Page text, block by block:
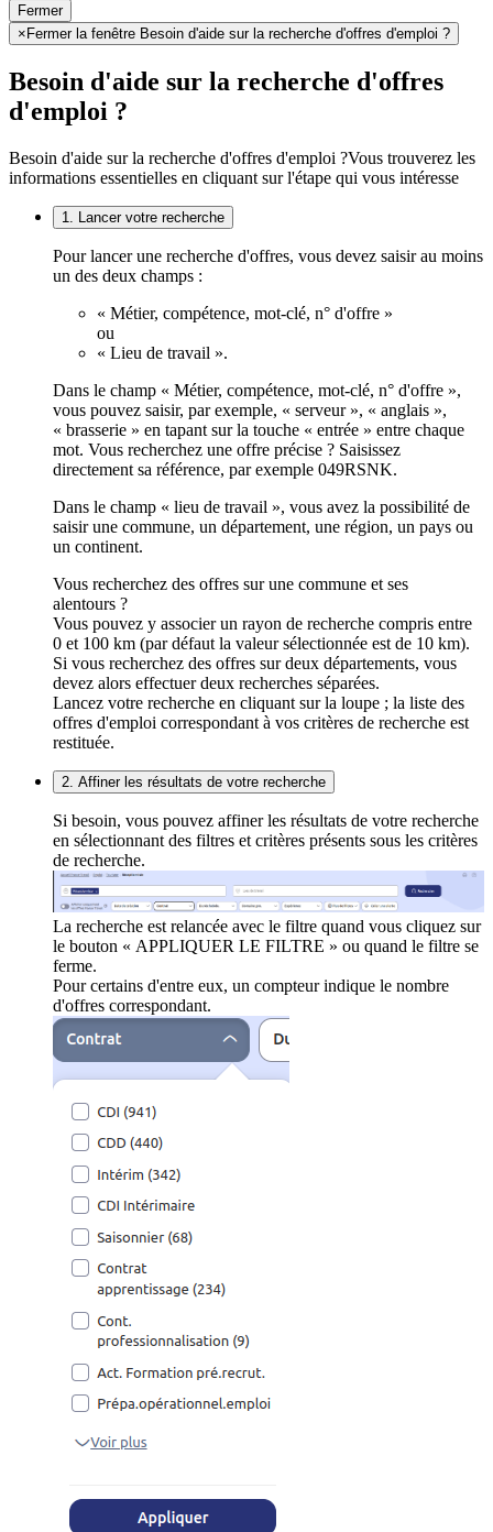
Fermer
× Fermer la fenêtre Besoin d'aide sur la recherche d'offres d'emploi ?
Besoin d'aide sur la recherche d'offres
d'emploi ?
Besoin d'aide sur la recherche d'offres d'emploi ?Vous trouverez les
informations essentielles en cliquant sur l'étape qui vous intéresse
1. Lancer votre recherche
Pour lancer une recherche d'offres, vous devez saisir au moins
un des deux champs :
« Métier, compétence, mot-clé, n° d'offre »
ou
« Lieu de travail ».
Dans le champ « Métier, compétence, mot-clé, n° d'offre »,
vous pouvez saisir, par exemple, « serveur », « anglais »,
« brasserie » en tapant sur la touche « entrée » entre chaque
mot. Vous recherchez une offre précise ? Saisissez
directement sa référence, par exemple 049RSNK.
Dans le champ « lieu de travail », vous avez la possibilité de
saisir une commune, un département, une région, un pays ou
un continent.
Vous recherchez des offres sur une commune et ses
alentours ?
Vous pouvez y associer un rayon de recherche compris entre
0 et 100 km (par défaut la valeur sélectionnée est de 10 km).
Si vous recherchez des offres sur deux départements, vous
devez alors effectuer deux recherches séparées.
Lancez votre recherche en cliquant sur la loupe ; la liste des
offres d'emploi correspondant à vos critères de recherche est
restituée.
2. Affiner les résultats de votre recherche
Si besoin, vous pouvez affiner les résultats de votre recherche
en sélectionnant des filtres et critères présents sous les critères
de recherche.
La recherche est relancée avec le filtre quand vous cliquez sur
le bouton « APPLIQUER LE FILTRE » ou quand le filtre se
ferme.
Pour certains d'entre eux, un compteur indique le nombre
d'offres correspondant.